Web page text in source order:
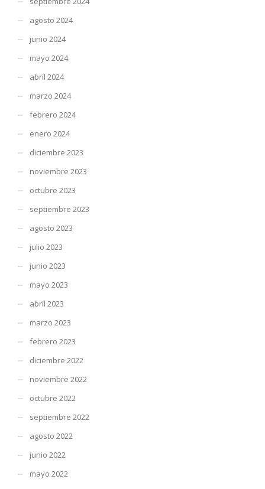
agosto 2024
junio 2024
mayo 2024
abril 2024
marzo 2024
febrero 2024
enero 2024
diciembre 2023
noviembre 2023
octubre 2023
septiembre 2023
agosto 2023
julio 2023
junio 2023
mayo 2023
abril 2023
marzo 2023
febrero 2023
diciembre 2022
noviembre 2022
octubre 2022
septiembre 2022
agosto 2022
junio 2022
mayo 2022